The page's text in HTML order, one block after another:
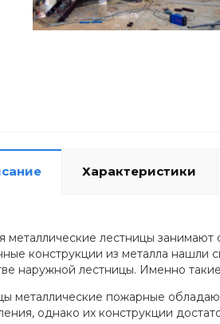
Характеристики
металлические лестницы
конструкции из металла нашли
наружной лестницы. Именно
металлические пожарные
однако их конструкции